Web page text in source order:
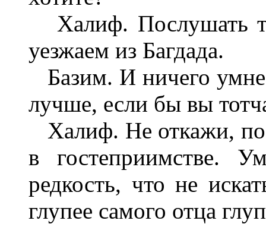
Халиф. Послушать
уезжаем из Багдада.
Базим. И ничего
лучше, если бы вы
Халиф. Не откажи, по
в гостеприимстве.
редкость, что не
глупее самого отца